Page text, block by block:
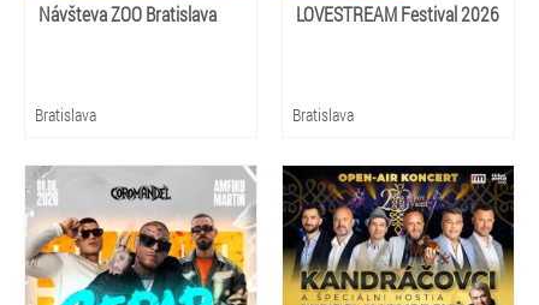
Návšteva ZOO Bratislava
Bratislava
LOVESTREAM Festival 2026
Bratislava